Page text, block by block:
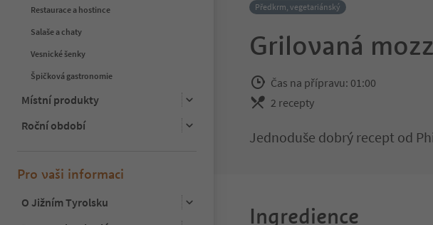
Restaurace a hostince
Salaše a chaty
Vesnické šenky
Špičková gastronomie
Místní produkty
Roční období
Pro vaši informaci
O Jižním Tyrolsku
Předkrm, vegetariánský
Grilovaná
Čas na přípravu: 01:00
2 recepty
Jednoduše dobrý recept od
Ingredience